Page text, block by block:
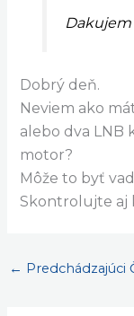
Dakujem
Dobrý deň.
Neviem ako
alebo dva LNB
motor?
Môže to byť
Skontrolujte aj
← Predchádzajúci